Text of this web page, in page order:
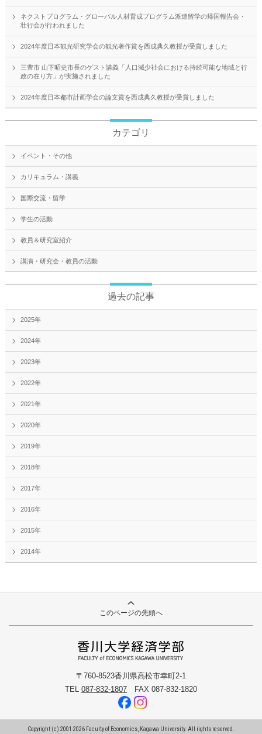
ネクストプログラム・グローバル人材育成プログラム派遣留学の帰国報告会・
壮行会が行われました
2024年度日本観光研究学会の観光著作賞を西成典久教授が受賞しました
三豊市 山下昭史市長のゲスト講義「人口減少社会における持続可能な地域と行
政の在り方」が実施されました
2024年度日本都市計画学会の論文賞を西成典久教授が受賞しました
カテゴリ
イベント・その他
カリキュラム・講義
国際交流・留学
学生の活動
教員＆研究室紹介
講演・研究会・教員の活動
過去の記事
2025年
2024年
2023年
2022年
2021年
2020年
2019年
2018年
2017年
2016年
2015年
2014年
このページの先頭へ
〒760-8523香川県高松市幸町2-1
TEL 087-832-1807 FAX 087-832-1820
Copyright (c) 2001-2026 Faculty of Economics, Kagawa University. All rights reserved.